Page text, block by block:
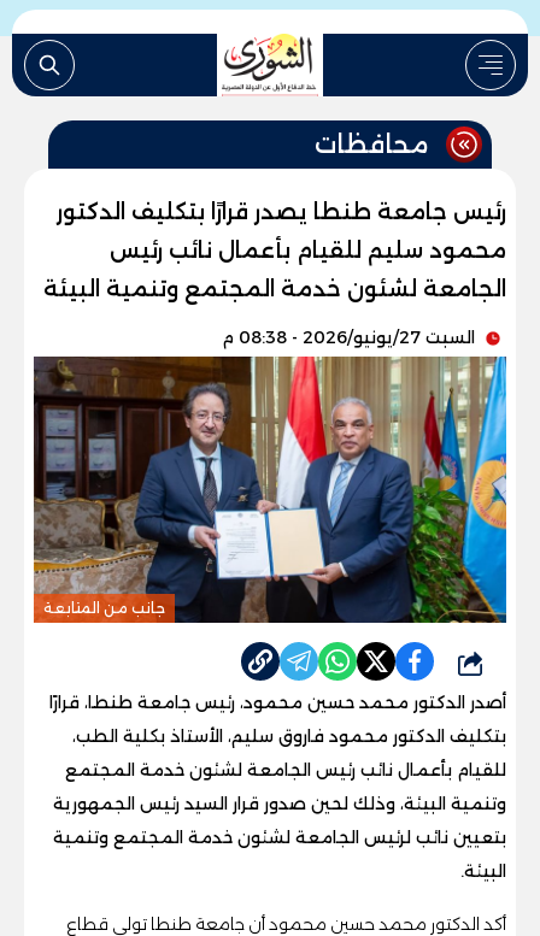
محافظات
رئيس جامعة طنطا يصدر قرارًا بتكليف الدكتور
محمود سليم للقيام بأعمال نائب رئيس
الجامعة لشئون خدمة المجتمع وتنمية البيئة
السبت 27/يونيو/2026 - 08:38 م
جانب من المتابعة
شارك
أصدر الدكتور محمد حسين محمود، رئيس جامعة طنطا، قرارًا
بتكليف الدكتور محمود فاروق سليم، الأستاذ بكلية الطب،
للقيام بأعمال نائب رئيس الجامعة لشئون خدمة المجتمع
وتنمية البيئة، وذلك لحين صدور قرار السيد رئيس الجمهورية
بتعيين نائب لرئيس الجامعة لشئون خدمة المجتمع وتنمية
البيئة.
أكد الدكتور محمد حسين محمود أن جامعة طنطا تولي قطاع